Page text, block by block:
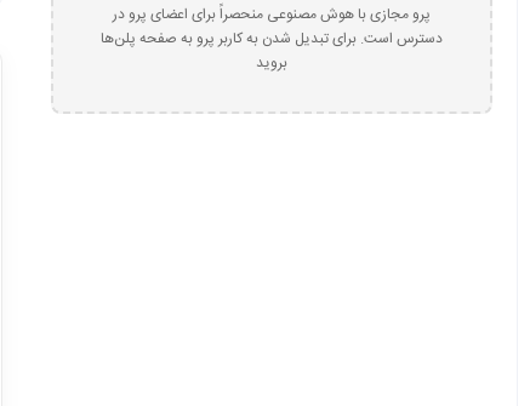
پرو مجازی با هوش مصنوعی منحصراً برای اعضای پرو در
دسترس است. برای تبدیل شدن به کاربر پرو به صفحه پلن‌ها
بروید